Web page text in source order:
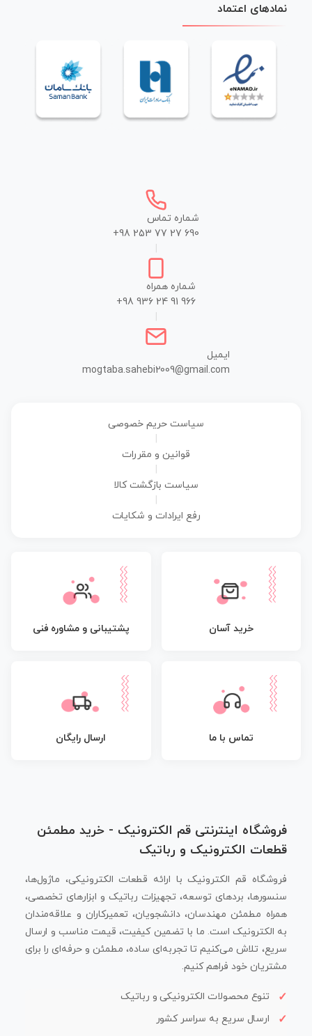
نمادهای اعتماد
شماره تماس
+98 253 77 27 690
شماره همراه
+98 936 24 91 966
ایمیل
mogtaba.sahebi2009@gmail.com
سیاست حریم خصوصی
قوانین و مقررات
سیاست بازگشت کالا
رفع ایرادات و شکایات
خرید آسان پشتیبانی و مشاوره فنی
تماس با ما ارسال رایگان
فروشگاه اینترنتی قم الکترونیک - خرید مطمئن
قطعات الکترونیک و رباتیک
فروشگاه قم الکترونیک با ارائه قطعات الکترونیکی، ماژول‌ها،
سنسورها، بردهای توسعه، تجهیزات رباتیک و ابزارهای تخصصی،
همراه مطمئن مهندسان، دانشجویان، تعمیرکاران و علاقه‌مندان
به الکترونیک است. ما با تضمین کیفیت، قیمت مناسب و ارسال
سریع، تلاش می‌کنیم تا تجربه‌ای ساده، مطمئن و حرفه‌ای را برای
مشتریان خود فراهم کنیم.
تنوع محصولات الکترونیکی و رباتیک
ارسال سریع به سراسر کشور